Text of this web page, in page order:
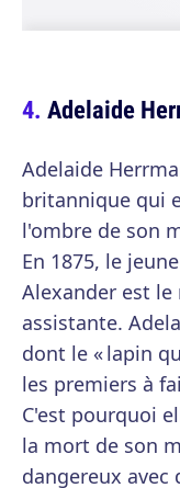
Adelaide
Adelaide
britannique qui
l'ombre de son
En 1875, le
Alexander est
assistante.
dont le « lapin
les premiers à
C'est pourquoi
la mort de son
dangereux avec